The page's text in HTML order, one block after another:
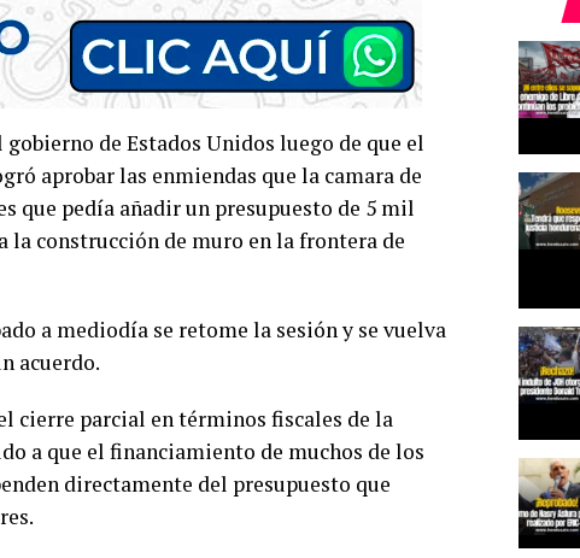
de Estados Unidos luego de que el
aprobar las enmiendas que la camara de
que pedía añadir un presupuesto de 5 mil
construcción de muro en la frontera de
a mediodía se retome la sesión y se vuelva
acuerdo.
cierre parcial en términos fiscales de la
a que el financiamiento de muchos de los
directamente del presupuesto que